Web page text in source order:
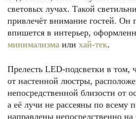
световых лучах. Такой
привлечёт внимание гостей. Он
впишется в интерьер,
минимализма или хай-тек.
Прелесть LED-подсветки в том,
от настенной люстры,
непосредственной близости от
а её лучи не рассеяны по всему
направлены непосредственно на